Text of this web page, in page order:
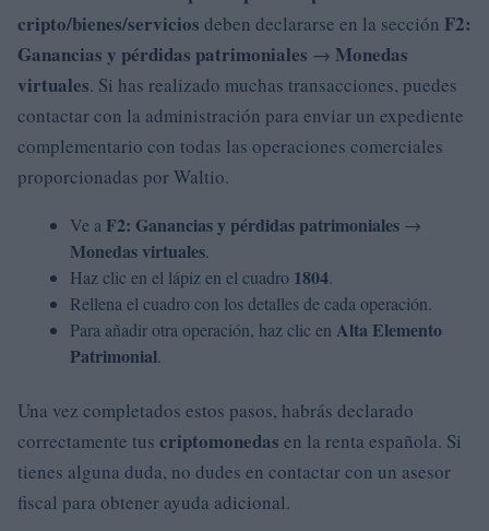
cripto/bienes/servicios deben declararse en la sección F2:
Ganancias y pérdidas patrimoniales → Monedas
virtuales. Si has realizado muchas transacciones, puedes
contactar con la administración para enviar un expediente
complementario con todas las operaciones comerciales
proporcionadas por Waltio.
Ve a F2: Ganancias y pérdidas patrimoniales →
Monedas virtuales.
Haz clic en el lápiz en el cuadro 1804.
Rellena el cuadro con los detalles de cada operación.
Para añadir otra operación, haz clic en Alta Elemento
Patrimonial.
Una vez completados estos pasos, habrás declarado
correctamente tus criptomonedas en la renta española. Si
tienes alguna duda, no dudes en contactar con un asesor
fiscal para obtener ayuda adicional.